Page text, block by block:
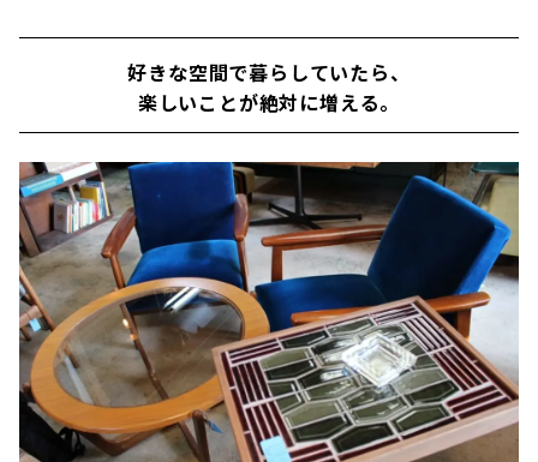
好きな空間で暮らしていたら、
楽しいことが絶対に増える。